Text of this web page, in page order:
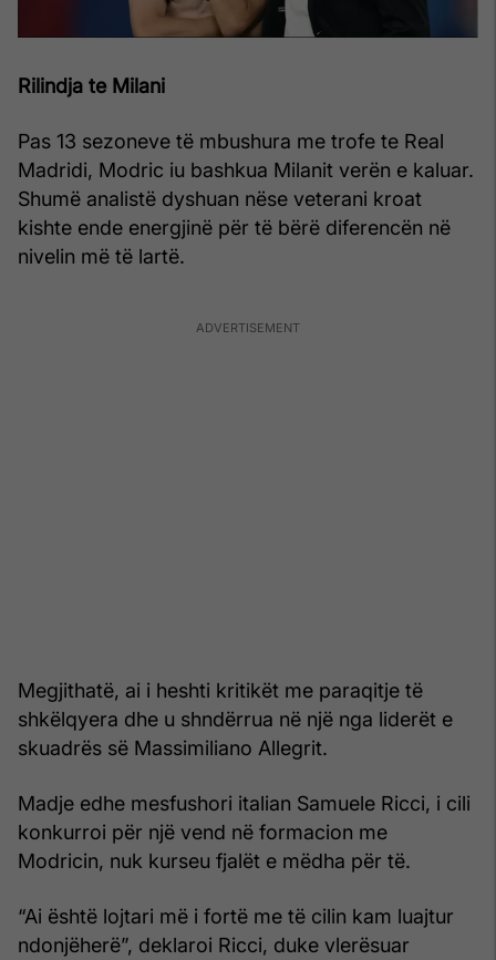
Rilindja te Milani
Pas 13 sezoneve të mbushura me trofe te Real
Madridi, Modric iu bashkua Milanit verën e kaluar.
Shumë analistë dyshuan nëse veterani kroat
kishte ende energjinë për të bërë diferencën në
nivelin më të lartë.
Megjithatë, ai i heshti kritikët me paraqitje të
shkëlqyera dhe u shndërrua në një nga liderët e
skuadrës së Massimiliano Allegrit.
Madje edhe mesfushori italian Samuele Ricci, i cili
konkurroi për një vend në formacion me
Modricin, nuk kurseu fjalët e mëdha për të.
“Ai është lojtari më i fortë me të cilin kam luajtur
ndonjëherë”, deklaroi Ricci, duke vlerësuar